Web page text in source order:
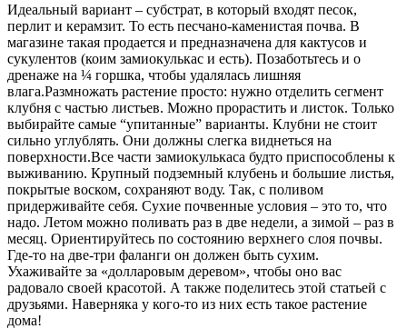
Идеальный вариант – субстрат, в который входят песок,
перлит и керамзит. То есть песчано-каменистая почва. В
магазине такая продается и предназначена для кактусов и
сукулентов (коим замиокулькас и есть). Позаботьтесь и о
дренаже на ¼ горшка, чтобы удалялась лишняя
влага.Размножать растение просто: нужно отделить сегмент
клубня с частью листьев. Можно прорастить и листок. Только
выбирайте самые “упитанные” варианты. Клубни не стоит
сильно углублять. Они должны слегка виднеться на
поверхности.Все части замиокулькаса будто приспособлены к
выживанию. Крупный подземный клубень и большие листья,
покрытые воском, сохраняют воду. Так, с поливом
придерживайте себя. Сухие почвенные условия – это то, что
надо. Летом можно поливать раз в две недели, а зимой – раз в
месяц. Ориентируйтесь по состоянию верхнего слоя почвы.
Где-то на две-три фаланги он должен быть сухим.
Ухаживайте за «долларовым деревом», чтобы оно вас
радовало своей красотой. А также поделитесь этой статьей с
друзьями. Наверняка у кого-то из них есть такое растение
дома!